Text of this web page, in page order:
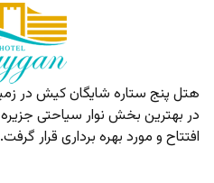
افتتاح و مورد بهره برداری قرار گرفت.